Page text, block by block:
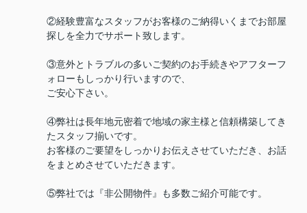
②経験豊富なスタッフがお客様のご納得いくまでお部屋
探しを全力でサポート致します。
③意外とトラブルの多いご契約のお手続きやアフターフ
ォローもしっかり行いますので、
ご安心下さい。
④弊社は長年地元密着で地域の家主様と信頼構築してき
たスタッフ揃いです。
お客様のご要望をしっかりお伝えさせていただき、お話
をまとめさせていただきます。
⑤弊社では『非公開物件』も多数ご紹介可能です。